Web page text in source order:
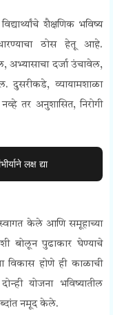
शैक्षणिक भविष्य
ठोस हेतू आहे.
अभ्यासाचा दर्जा उंचावेल,
दुसरीकडे, व्यायामशाळा
तर अनुशासित, निरोगी
लक्ष द्या
स्वागत केले आणि समूहाच्या
बोलून पुढाकार घेण्याचे
विकास होणे ही काळाची
योजना भविष्यातील
नमूद केले.